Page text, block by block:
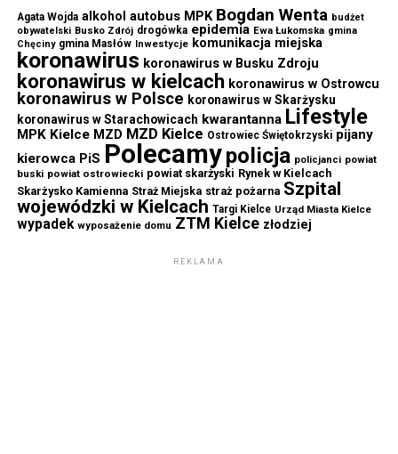
Agata Wojda alkohol autobus MPK Bogdan Wenta budżet
obywatelski Busko Zdrój drogówka epidemia Ewa Łukomska gmina
Chęciny gmina Masłów Inwestycje komunikacja miejska
koronawirus koronawirus w Busku Zdroju
koronawirus w kielcach koronawirus w Ostrowcu
koronawirus w Polsce koronawirus w Skarżysku
koronawirus w Starachowicach kwarantanna Lifestyle
MPK Kielce MZD MZD Kielce Ostrowiec Świętokrzyski pijany
kierowca PiS Polecamypolicja policjanci powiat
buski powiat ostrowiecki powiat skarżyski Rynek w Kielcach
Skarżysko Kamienna Straż Miejska straż pożarna Szpital
wojewódzki w Kielcach Targi Kielce Urząd Miasta Kielce
wypadek wyposażenie domu ZTM Kielce złodziej
REKLAMA